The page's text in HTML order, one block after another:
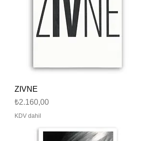
ZIVNE
Fiyat
₺2.160,00
KDV dahil